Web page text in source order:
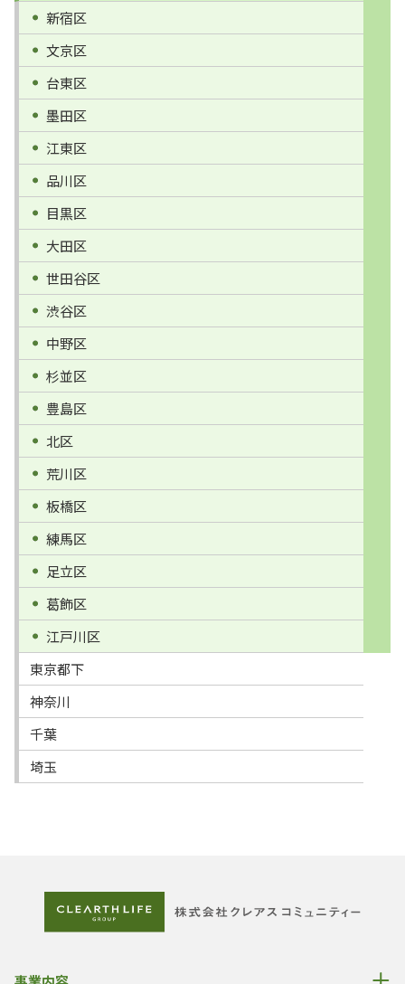
新宿区
文京区
台東区
墨田区
江東区
品川区
目黒区
大田区
世田谷区
渋谷区
中野区
杉並区
豊島区
北区
荒川区
板橋区
練馬区
足立区
葛飾区
江戸川区
東京都下
神奈川
千葉
埼玉